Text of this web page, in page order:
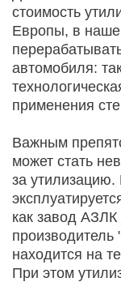
стоимость
Европы, в
автомобиля:
применения
Важным
может стать
за
как завод АЗЛК
находится на
При этом